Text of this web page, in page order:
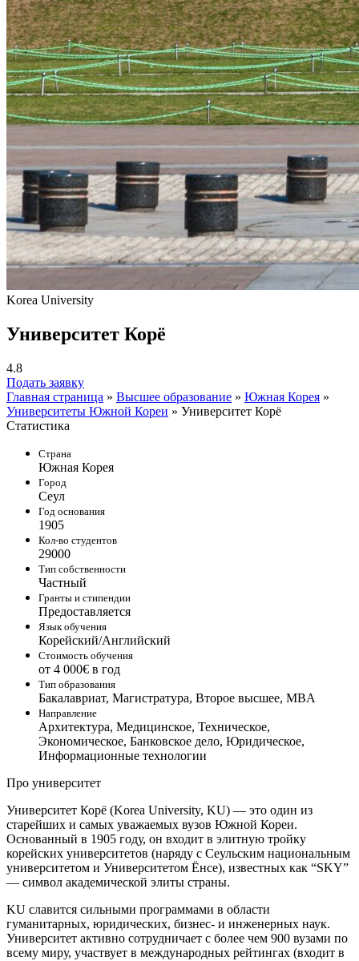
Korea University
Университет Корё
4.8
Подать заявку
Главная страница » Высшее образование » Южная Корея »
Университеты Южной Кореи » Университет Корё
Статистика
Страна
Южная Корея
Город
Сеул
Год основания
1905
Кол-во студентов
29000
Тип собственности
Частный
Гранты и стипендии
Предоставляется
Язык обучения
Корейский/Английский
Стоимость обучения
от 4 000€ в год
Тип образования
Бакалавриат, Магистратура, Второе высшее, MBA
Направление
Архитектура, Медицинское, Техническое,
Экономическое, Банковское дело, Юридическое,
Информационные технологии
Про университет
Университет Корё (Korea University, KU) — это один из
старейших и самых уважаемых вузов Южной Кореи.
Основанный в 1905 году, он входит в элитную тройку
корейских университетов (наряду с Сеульским национальным
университетом и Университетом Ёнсе), известных как “SKY”
— символ академической элиты страны.
KU славится сильными программами в области
гуманитарных, юридических, бизнес- и инженерных наук.
Университет активно сотрудничает с более чем 900 вузами по
всему миру, участвует в международных рейтингах (входит в